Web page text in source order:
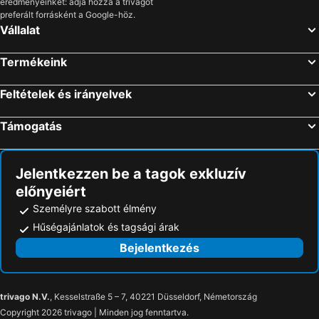
Kariotes, hotels with pools
Anthousa, hotels with pools
Spartochori, hotels with pools
Gliki, hotels with pools
Vathi, hotels with pools
Katomeri, hotels with pools
Margariti, hotels with pools
Lazarata, hotels with pools
preferált forrásként a Google-höz.
Vállalat
Termékeink
Feltételek és irányelvek
Támogatás
Jelentkezzen be a tagok exkluzív
előnyeiért
Személyre szabott élmény
Hűségajánlatok és tagsági árak
Bejelentkezés
trivago N.V., Kesselstraße 5 – 7, 40221 Düsseldorf, Németország
Copyright 2026 trivago | Minden jog fenntartva.